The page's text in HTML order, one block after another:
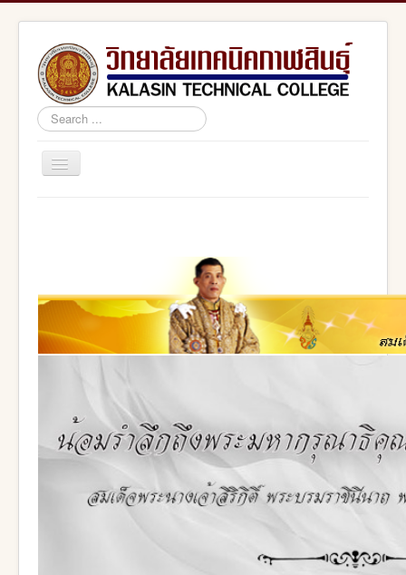
Search
...
Toggle
adminstrator